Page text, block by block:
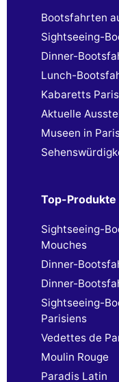
Bootsfahrten
Sightseeing-
Dinner-
Lunch-
Kabaretts Paris
Aktuelle
Museen in
Top-Produkte
Sightseeing-
Mouches
Dinner-
Dinner-
Sightseeing-
Parisiens
Vedettes de
Moulin Rouge
Paradis Latin